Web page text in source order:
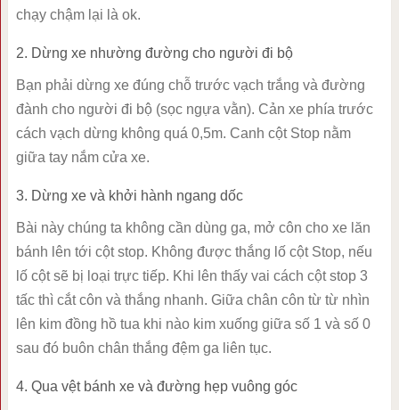
chạy chậm lại là ok.
2. Dừng xe nhường đường cho người đi bộ
Bạn phải dừng xe đúng chỗ trước vạch trắng và đường
đành cho người đi bộ (sọc ngựa vằn). Cản xe phía trước
cách vạch dừng không quá 0,5m. Canh cột Stop nằm
giữa tay nắm cửa xe.
3. Dừng xe và khởi hành ngang dốc
Bài này chúng ta không cần dùng ga, mở côn cho xe lăn
bánh lên tới cột stop. Không được thắng lố cột Stop, nếu
lố cột sẽ bị loại trực tiếp. Khi lên thấy vai cách cột stop 3
tấc thì cắt côn và thắng nhanh. Giữa chân côn từ từ nhìn
lên kim đồng hồ tua khi nào kim xuống giữa số 1 và số 0
sau đó buôn chân thắng đệm ga liên tục.
4. Qua vệt bánh xe và đường hẹp vuông góc